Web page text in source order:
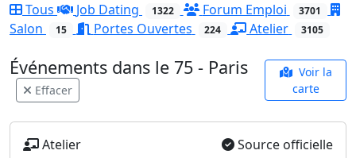
Tous Job Dating 1322 Forum Emploi 3701
Salon 15 Portes Ouvertes 224 Atelier 3105
Événements dans le 75 - Paris
Effacer
Voir la
carte
Atelier Source officielle